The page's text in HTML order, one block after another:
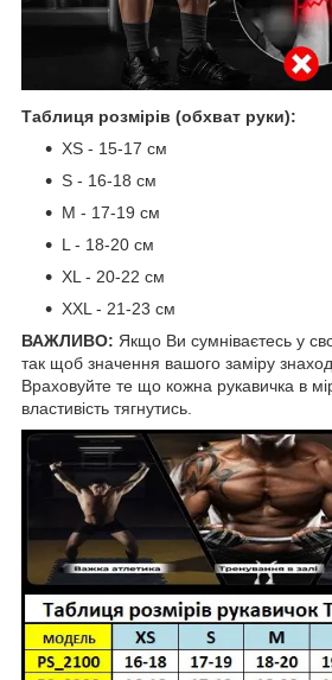
Таблиця розмірів (обхват руки):
XS - 15-17 см
S - 16-18 см
М - 17-19 см
L - 18-20 см
XL - 20-22 см
XXL - 21-23 см
ВАЖЛИВО: Якщо Ви сумніваєтесь у
так щоб значення вашого заміру
Враховуйте те що кожна рукавичка в
властивість тягнутись.